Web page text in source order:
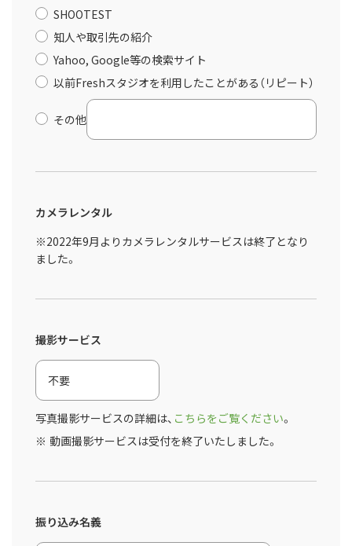
SHOOTEST
知人や取引先の紹介
Yahoo, Google等の検索サイト
以前Freshスタジオを利用したことがある（リピート）
その他
カメラレンタル
※2022年9月よりカメラレンタルサービスは終了となり
ました。
撮影サービス
写真撮影サービスの詳細は、 こちらをご覧ください。
動画撮影サービスは受付を終了いたしました。
振り込み名義